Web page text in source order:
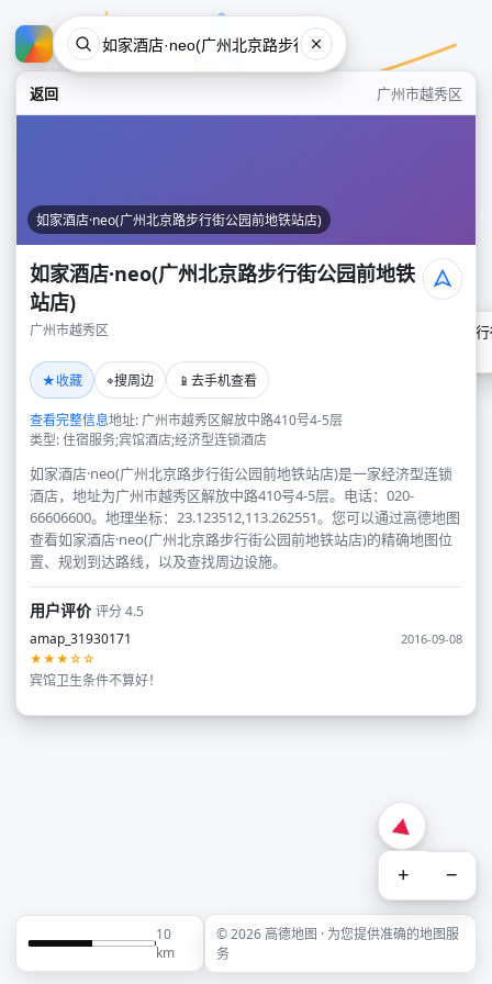
返回 广州市越秀区
如家酒店·neo(广州北京路步行街公园前地铁站店)
如家酒店·neo(广州北京路步行街公园前地铁
站店)
广州市越秀区
★收藏 ⌖搜周边 📱 去手机查看
查看完整信息地址: 广州市越秀区解放中路410号4-5层
类型: 住宿服务;宾馆酒店;经济型连锁酒店
如家酒店·neo(广州北京路步行街公园前地铁站店)是一家经济型连锁
酒店，地址为广州市越秀区解放中路410号4-5层。电话：020-
66606600。地理坐标：23.123512,113.262551。您可以通过高德地图
查看如家酒店·neo(广州北京路步行街公园前地铁站店)的精确地图位
置、规划到达路线，以及查找周边设施。
用户评价评分 4.5
amap_31930171
2016-09-08
★★★☆☆
宾馆卫生条件不算好！
如家酒店·neo(广州北京路步
+ −
10
km
© 2026 高德地图 · 为您提供准确的地图服
务